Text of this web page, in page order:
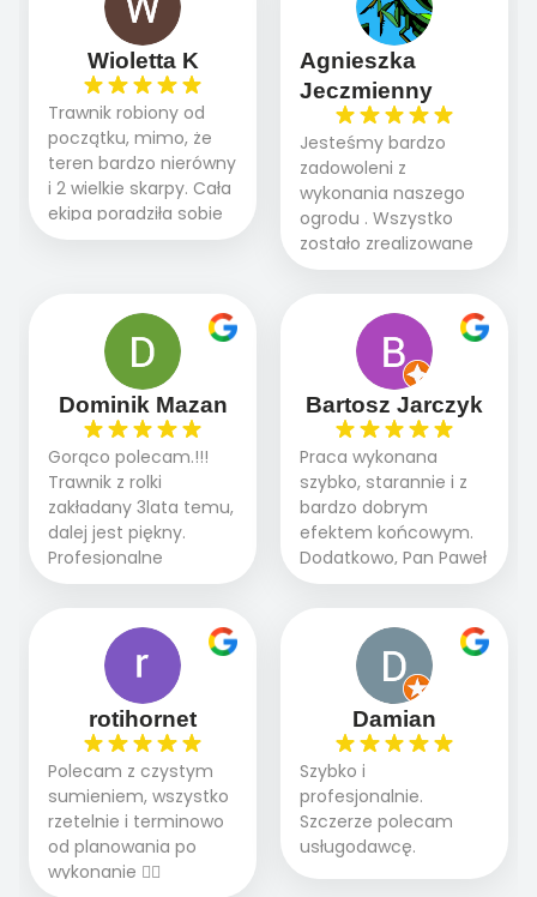
Wioletta K
Trawnik robiony od
początku, mimo, że
teren bardzo nierówny
i 2 wielkie skarpy. Cała
ekipa poradziła sobie
WSPANIALE od
panowie wiedzą co
robią. Wszystko poszło
sprawnie i szybko.
Doradztwo w
pielęgnacji trawnika
teraz i na późniejszym
etapie jest dużym
plusem. Teraz razem
z dzieckiem i małym
pieskiem cieszymy się
pięknym trawnikiem :)
A trawa robi efekt
Agnieszka
Jeczmienny
Jesteśmy bardzo
zadowoleni z
wykonania naszego
ogrodu . Wszystko
zostało zrealizowane
fachowo, rzetelnie i
oczekiwaniami. Prace
przebiegały sprawnie
dzięki temu,że firma
działa kompleksowo :
ogrodnictwo,nawodnienie,
brukarstwo.Efekt
końcowy przerósł
nasze oczekiwania.
Polecamy tę firmę
wszystkim , którzy
marzą o pięknym
Dominik Mazan
Gorąco polecam.!!!
Trawnik z rolki
zakładany 3lata temu,
dalej jest piękny.
Profesjonalne
podejście do pracy,
2 zlecenia na rolkę.
Polecam.
Bartosz Jarczyk
Praca wykonana
szybko, starannie i z
bardzo dobrym
efektem końcowym.
Dodatkowo, Pan Paweł
chętnie udziela porad
rotihornet
Polecam z czystym
sumieniem, wszystko
rzetelnie i terminowo
od planowania po
wykonanie 👍🏻
Damian
Szybko i
profesjonalnie.
Szczerze polecam
usługodawcę.